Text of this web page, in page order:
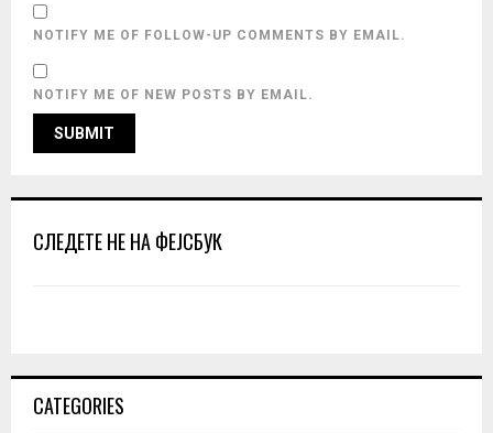
NOTIFY ME OF FOLLOW-UP COMMENTS BY EMAIL.
NOTIFY ME OF NEW POSTS BY EMAIL.
СЛЕДЕТЕ НЕ НА ФЕЈСБУК
CATEGORIES